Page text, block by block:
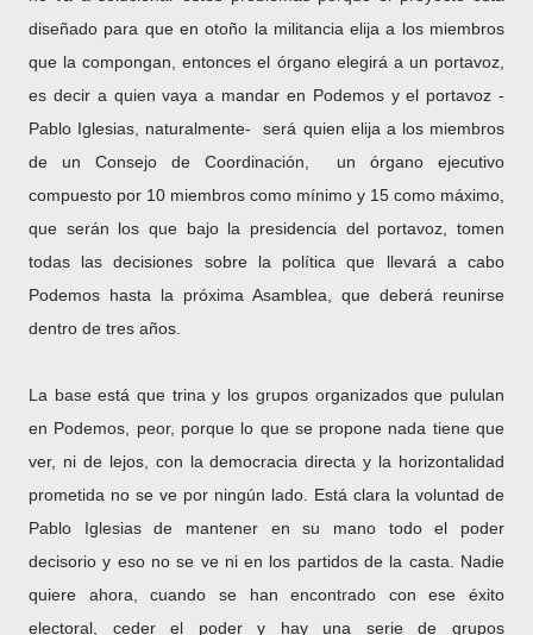
diseñado para que en otoño la militancia elija a los miembros
que la compongan, entonces el órgano elegirá a un portavoz,
es decir a quien vaya a mandar en Podemos y el portavoz -
Pablo Iglesias, naturalmente- será quien elija a los miembros
de un Consejo de Coordinación, un órgano ejecutivo
compuesto por 10 miembros como mínimo y 15 como máximo,
que serán los que bajo la presidencia del portavoz, tomen
todas las decisiones sobre la política que llevará a cabo
Podemos hasta la próxima Asamblea, que deberá reunirse
dentro de tres años.
La base está que trina y los grupos organizados que pululan
en Podemos, peor, porque lo que se propone nada tiene que
ver, ni de lejos, con la democracia directa y la horizontalidad
prometida no se ve por ningún lado. Está clara la voluntad de
Pablo Iglesias de mantener en su mano todo el poder
decisorio y eso no se ve ni en los partidos de la casta. Nadie
quiere ahora, cuando se han encontrado con ese éxito
electoral, ceder el poder y hay una serie de grupos